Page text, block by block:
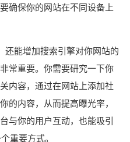
确保你的网站在不同设备上
能增加搜索引擎对你网站的
常重要。你需要研究一下你
内容，通过在网站上添加社
的内容，从而提高曝光率，
与你的用户互动，也能吸引
重要方式。